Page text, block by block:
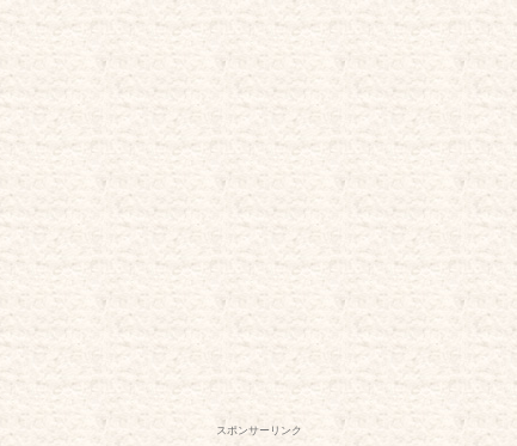
スポンサーリンク